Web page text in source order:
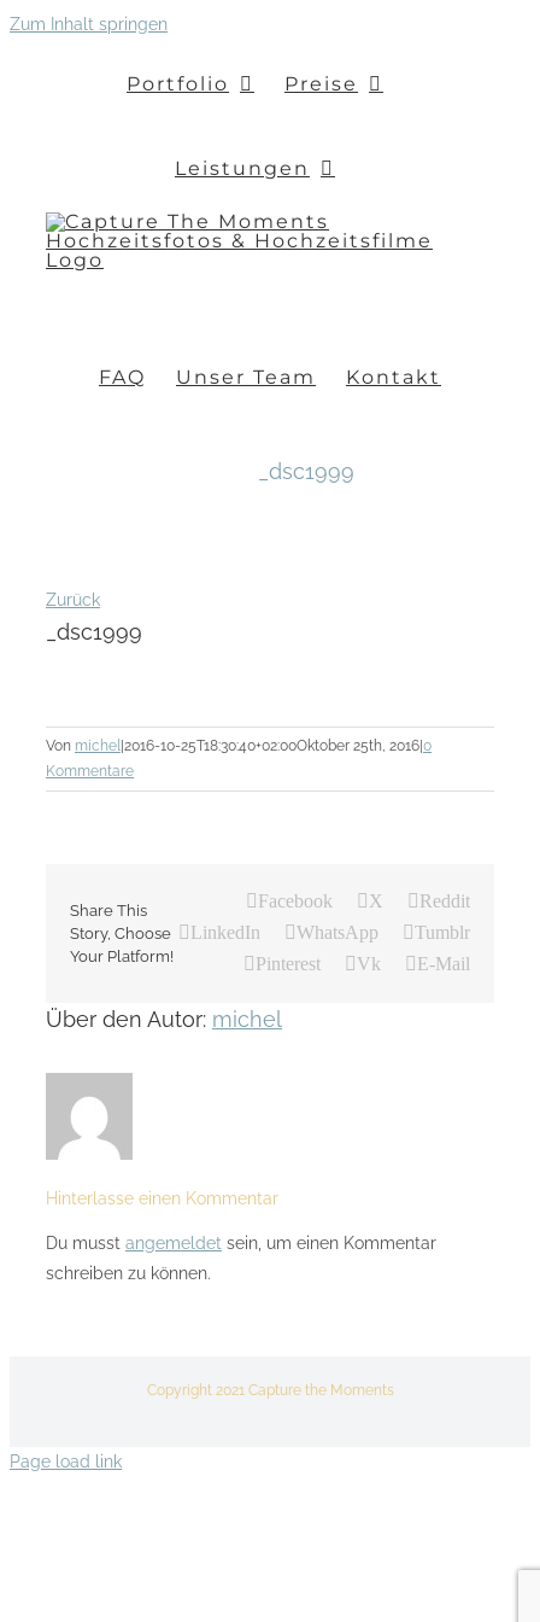
Zum Inhalt springen
Portfolio Preise
Leistungen
FAQ Unser Team Kontakt
_dsc1999
Zurück
_dsc1999
Von michel |2016-10-25T18:30:40+02:00Oktober 25th, 2016|0
Kommentare
Share This
Story, Choose
Your Platform!
Facebook X
Reddit
LinkedIn
WhatsApp
Tumblr
Pinterest
Vk E-Mail
Über den Autor: michel
Hinterlasse einen Kommentar
Du musst angemeldet sein, um einen Kommentar
schreiben zu können.
Copyright 2021 Capture the Moments
Page load link